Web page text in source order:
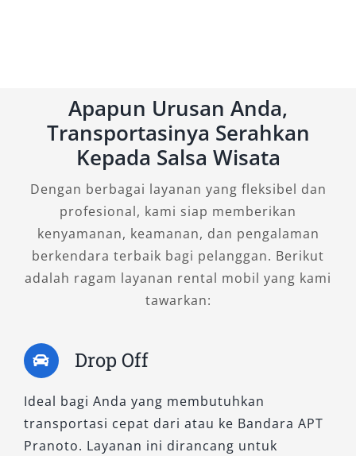
Apapun Urusan Anda,
Transportasinya Serahkan
Kepada Salsa Wisata
Dengan berbagai layanan yang fleksibel dan
profesional, kami siap memberikan
kenyamanan, keamanan, dan pengalaman
berkendara terbaik bagi pelanggan. Berikut
adalah ragam layanan rental mobil yang kami
tawarkan:
Drop Off
Ideal bagi Anda yang membutuhkan
transportasi cepat dari atau ke Bandara APT
Pranoto. Layanan ini dirancang untuk